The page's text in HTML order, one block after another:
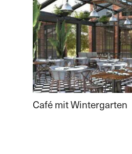
Café mit Wintergarten